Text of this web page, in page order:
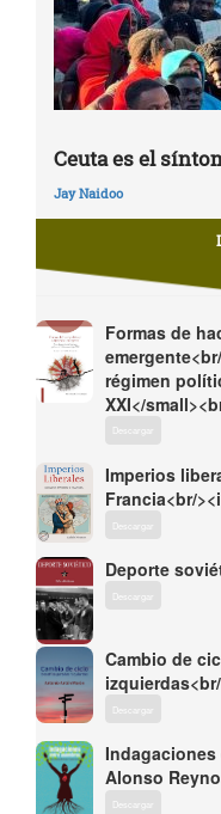
Ceuta es el
Jay Naidoo
Formas de
régimen
XXI</
Descargar
Imperios
Francia<br/
Descargar
Deporte
Descargar
Cambio de
Descargar
Indagaciones
Alonso
Descargar